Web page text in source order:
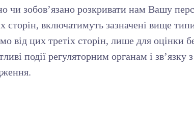
чи зобов’язано розкривати нам Вашу
сторін, включатимуть зазначені вище
від цих третіх сторін, лише для оцінки
події регуляторним органам і